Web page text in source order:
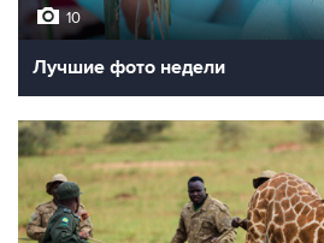
10
Лучшие фото недели